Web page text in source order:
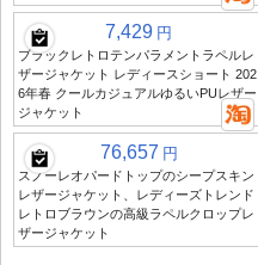
7,429 円
ブラックレトロテンパラメントラペルレ
ザージャケット レディースショート 202
6年春 クールカジュアルゆるいPUレザー
ジャケット
76,657 円
スノーレオパードトップのシープスキン
レザージャケット、レディーズトレンド
レトロブラウンの高級ラペルクロップレ
ザージャケット